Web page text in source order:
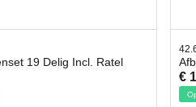
Afbreekmes 2 stuks